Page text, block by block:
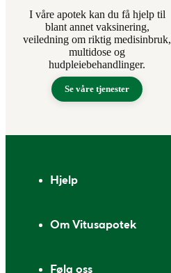
I våre apotek kan du få hjelp til
blant annet vaksinering,
veiledning om riktig medisinbruk,
multidose og
hudpleiebehandlinger.
Se våre tjenester
Hjelp
Om Vitusapotek
Følg oss